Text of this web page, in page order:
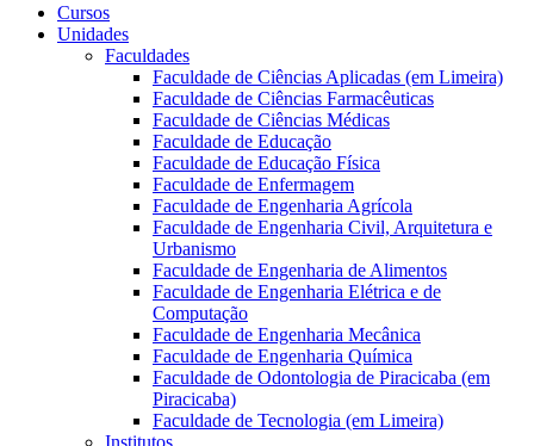
Cursos
Unidades
Faculdades
Faculdade de Ciências Aplicadas (em Limeira)
Faculdade de Ciências Farmacêuticas
Faculdade de Ciências Médicas
Faculdade de Educação
Faculdade de Educação Física
Faculdade de Enfermagem
Faculdade de Engenharia Agrícola
Faculdade de Engenharia Civil, Arquitetura e
Urbanismo
Faculdade de Engenharia de Alimentos
Faculdade de Engenharia Elétrica e de
Computação
Faculdade de Engenharia Mecânica
Faculdade de Engenharia Química
Faculdade de Odontologia de Piracicaba (em
Piracicaba)
Faculdade de Tecnologia (em Limeira)
Institutos